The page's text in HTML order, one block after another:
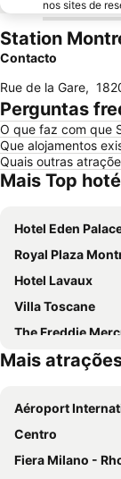
nos sites de
Station
Contacto
Rue de la Gare,
Perguntas
O que faz com que
Que alojamentos
Quais outras
Mais Top
Hotel Eden
Royal Plaza
Hotel Lavaux
Villa Toscane
The Freddie
Grand Hotel Suisse Majestic,
Hotel Parc & Lac
J5 Hotels
Hôtel du Grand
Mais
Aéroport International de Genève -
Centro
Fiera Milano -